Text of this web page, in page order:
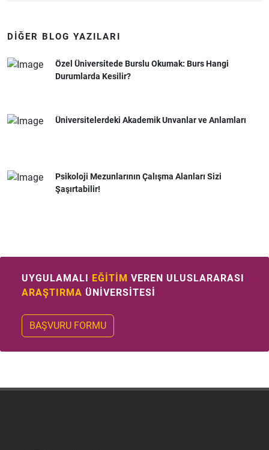
DIĞER BLOG YAZILARI
Özel Üniversitede Burslu Okumak: Burs Hangi
Durumlarda Kesilir?
Üniversitelerdeki Akademik Unvanlar ve Anlamları
Psikoloji Mezunlarının Çalışma Alanları Sizi
Şaşırtabilir!
UYGULAMALI EĞİTİM VEREN ULUSLARARASI
ARAŞTIRMA ÜNİVERSİTESİ
BAŞVURU FORMU